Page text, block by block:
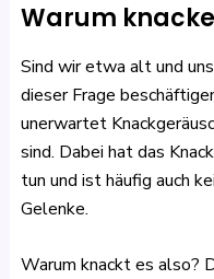
Warum
Sind wir etwa alt und
dieser Frage
unerwartet
sind. Dabei hat das
tun und ist häufig auch
Gelenke.
Warum knackt es also?